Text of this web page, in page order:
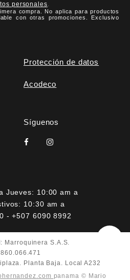
personales.
compra. No aplica para productos
con otras promociones. Exclusivo
Protección de datos
Acodeco
Síguenos
Jueves: 10:00 am a
10:30 am a
- +507 6090 8992
Marroquinera S.A.S.
Planta Baja. Local A232
panama © Mario